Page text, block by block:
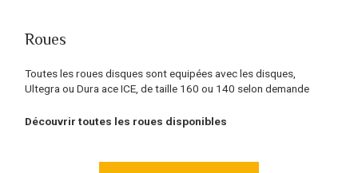
Roues
Toutes les roues disques sont equipées avec les disques,
Ultegra ou Dura ace ICE, de taille 160 ou 140 selon demande
Découvrir toutes les roues disponibles